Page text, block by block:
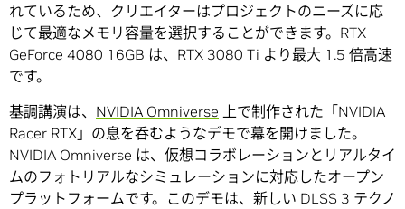
れているため、クリエイターはプロジェクトのニーズに応
じて最適なメモリ容量を選択することができます。RTX
GeForce 4080 16GB は、RTX 3080 Ti より最大 1.5 倍高速
です。
基調講演は、 NVIDIA Omniverse 上で制作された「NVIDIA
Racer RTX」の息を呑むようなデモで幕を開けました。
NVIDIA Omniverse は、仮想コラボレーションとリアルタイ
ムのフォトリアルなシミュレーションに対応したオープン
プラットフォームです。このデモは、新しい DLSS 3 テクノ